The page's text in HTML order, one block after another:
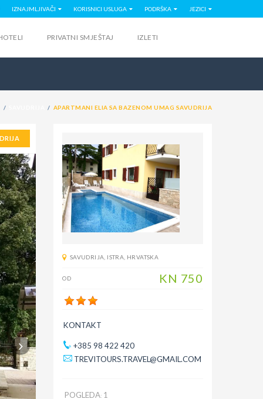
IZNAJMLJIVAČI KORISNICI USLUGA PODRŠKA JEZICI
PRIVATNI SMJEŠTAJ IZLETI
APARTMANI ELIA SA BAZENOM UMAG SAVUDRIJA
SAVUDRIJA ISTRA HRVATSKA
OD KN 750
KONTAKT
+385 98 422 420
TREVITOURS.TRAVEL@GMAIL.COM
POGLEDA: 1